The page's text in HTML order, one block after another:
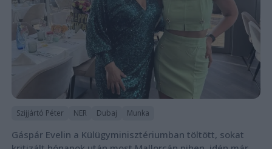
Szijjártó Péter NER Dubaj Munka
Gáspár Evelin a Külügyminisztériumban töltött, sokat